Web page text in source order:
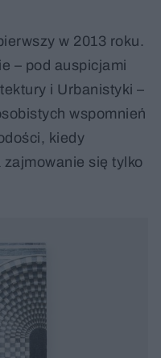
w 2013 roku.
– pod auspicjami
i Urbanistyki –
wspomnień
kiedy
się tylko